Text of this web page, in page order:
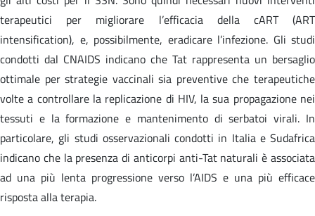
terapeutici per migliorare l’efficacia della cART (ART
intensification), e, possibilmente, eradicare l’infezione. Gli studi
condotti dal CNAIDS indicano che Tat rappresenta un bersaglio
ottimale per strategie vaccinali sia preventive che terapeutiche
volte a controllare la replicazione di HIV, la sua propagazione nei
tessuti e la formazione e mantenimento di serbatoi virali. In
particolare, gli studi osservazionali condotti in Italia e Sudafrica
indicano che la presenza di anticorpi anti-Tat naturali è associata
ad una più lenta progressione verso l’AIDS e una più efficace
risposta alla terapia.